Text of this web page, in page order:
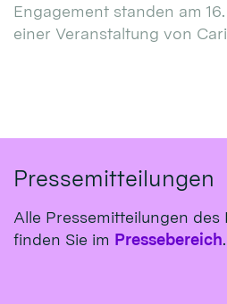
Engagement standen am
einer Veranstaltung von
Pressemitteilungen
Alle Pressemitteilungen des
finden Sie im Pressebereich.